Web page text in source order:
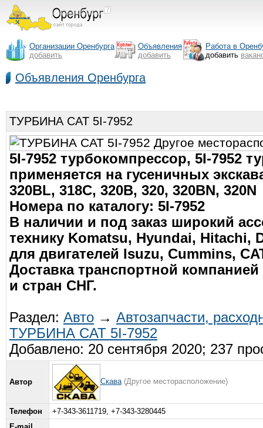
Организации Оренбурга
добавить
Объявления
добавить
Работа в
добавить
Объявления Оренбурга
ТУРБИНА CAT 5I-7952
5I-7952 турбокомпрессор, 5I-7952
применяется на гусеничных
320BL, 318C, 320B, 320, 320BN, 320N
Номера по каталогу: 5I-7952
В наличии и под заказ широкий
технику Komatsu, Hyundai, Hitachi,
для двигателей Isuzu, Cummins,
Доставка транспортной
и стран СНГ.
Раздел: Авто → Автозапчасти,
ТУРБИНА CAT 5I-7952
Добавлено: 20 сентября 2020; 237
Автор Скава (Другое месторасположение)
Телефон
+7-343-3611719, +7-343-3280445